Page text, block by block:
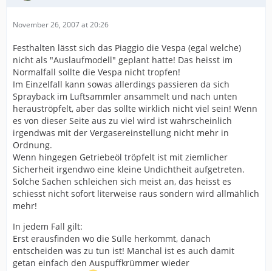
November 26, 2007 at 20:26
Festhalten lässt sich das Piaggio die Vespa (egal welche)
nicht als "Auslaufmodell" geplant hatte! Das heisst im
Normalfall sollte die Vespa nicht tropfen!
Im Einzelfall kann sowas allerdings passieren da sich
Sprayback im Luftsammler ansammelt und nach unten
herauströpfelt, aber das sollte wirklich nicht viel sein! Wenn
es von dieser Seite aus zu viel wird ist wahrscheinlich
irgendwas mit der Vergasereinstellung nicht mehr in
Ordnung.
Wenn hingegen Getriebeöl tröpfelt ist mit ziemlicher
Sicherheit irgendwo eine kleine Undichtheit aufgetreten.
Solche Sachen schleichen sich meist an, das heisst es
schiesst nicht sofort literweise raus sondern wird allmählich
mehr!
In jedem Fall gilt:
Erst erausfinden wo die Sülle herkommt, danach
entscheiden was zu tun ist! Manchal ist es auch damit
getan einfach den Auspuffkrümmer wieder